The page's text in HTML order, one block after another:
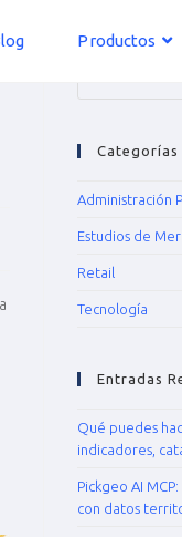
Productos
Categorías
Administración
Estudios de
Retail
Tecnología
Entradas
Qué puedes
indicadores,
Pickgeo AI
con datos